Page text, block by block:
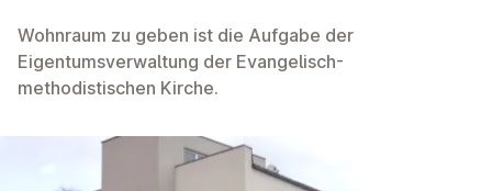
Wohnraum zu geben ist die Aufgabe der
Eigentumsverwaltung der Evangelisch-
methodistischen Kirche.